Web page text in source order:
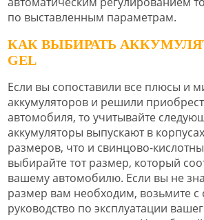
по выставленным параметрам.
КАК ВЫБИРАТЬ
GEL
Если вы сопоставили все плюсы и
аккумуляторов и решили
автомобиля, то учитывайте
аккумуляторы выпускают в
размеров, что и свинцово-
выбирайте тот размер, который
вашему автомобилю. Если вы не
размер вам необходим, возьмите с
руководство по эксплуатации